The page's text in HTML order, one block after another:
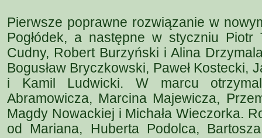
Pierwsze poprawne rozwiązanie w
Pogłódek, a następne w styczniu Piotr
Cudny, Robert Burzyński i Alina
Bogusław Bryczkowski, Paweł Kostecki,
i Kamil Ludwicki. W marcu
Abramowicza, Marcina Majewicza,
Magdy Nowackiej i Michała Wieczorka.
od Mariana, Huberta Podolca,